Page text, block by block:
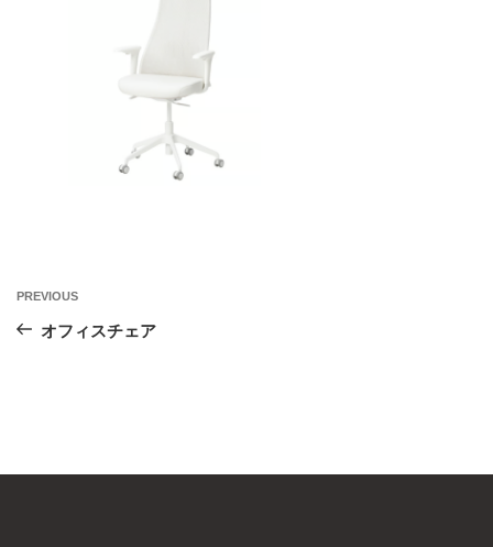
投
稿
ゲ
Previous
PREVIOUS
オフィスチェア